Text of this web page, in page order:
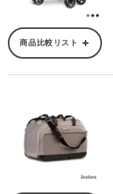
商品比較リスト